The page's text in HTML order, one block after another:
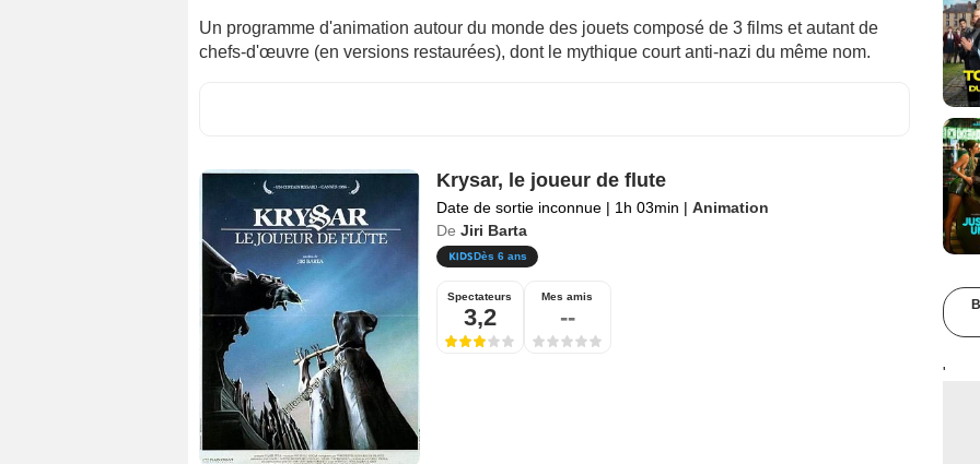
Un programme d'animation autour du monde des jouets composé de 3 films et autant de
chefs-d'œuvre (en versions restaurées), dont le mythique court anti-nazi du même nom.
Krysar, le joueur de flute
Date de sortie inconnue | 1h 03min | Animation
De Jiri Barta
Dès 6 ans
Spectateurs
3,2
Mes amis
--
'